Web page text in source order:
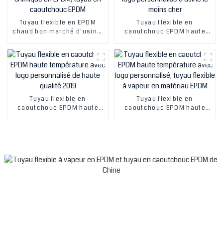
Tuyau flexible en EPDM
chaud bon marché d'usine,
tuyau en caoutchouc EPDM
Tuyau flexible en
caoutchouc EPDM haute
personnalisé d'usine le
moins cher
Tuyau flexible en
caoutchouc EPDM haute
Tuyau flexible en
caoutchouc EPDM haute